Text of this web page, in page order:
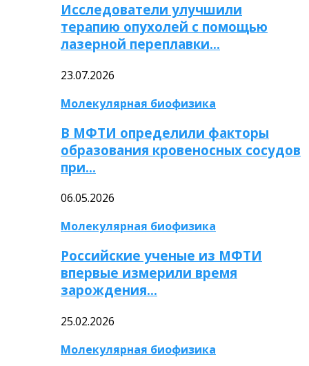
Исследователи улучшили
терапию опухолей с помощью
лазерной переплавки…
23.07.2026
Молекулярная биофизика
В МФТИ определили факторы
образования кровеносных сосудов
при…
06.05.2026
Молекулярная биофизика
Российские ученые из МФТИ
впервые измерили время
зарождения…
25.02.2026
Молекулярная биофизика